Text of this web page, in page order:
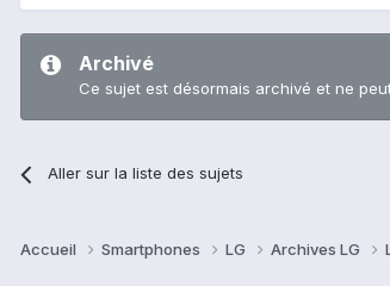
Archivé
Ce sujet est désormais archivé et ne
Aller sur la liste des sujets
Accueil Smartphones LG Archives LG